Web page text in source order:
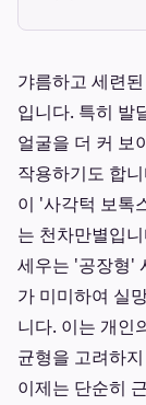
갸름하고 세련
입니다. 특히 발
얼굴을 더 커 보
작용하기도 합
이 '사각턱 보톡
는 천차만별입
세우는 '공장형'
가 미미하여 실
니다. 이는 개인
균형을 고려하
이제는 단순히